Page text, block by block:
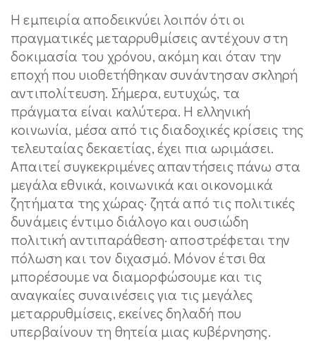
Η εμπειρία αποδεικνύει λοιπόν ότι οι
πραγματικές μεταρρυθμίσεις αντέχουν στη
δοκιμασία του χρόνου, ακόμη και όταν την
εποχή που υιοθετήθηκαν συνάντησαν σκληρή
αντιπολίτευση. Σήμερα, ευτυχώς, τα
πράγματα είναι καλύτερα. Η ελληνική
κοινωνία, μέσα από τις διαδοχικές κρίσεις της
τελευταίας δεκαετίας, έχει πια ωριμάσει.
Απαιτεί συγκεκριμένες απαντήσεις πάνω στα
μεγάλα εθνικά, κοινωνικά και οικονομικά
ζητήματα της χώρας· ζητά από τις πολιτικές
δυνάμεις έντιμο διάλογο και ουσιώδη
πολιτική αντιπαράθεση· αποστρέφεται την
πόλωση και τον διχασμό. Μόνον έτσι θα
μπορέσουμε να διαμορφώσουμε και τις
αναγκαίες συναινέσεις για τις μεγάλες
μεταρρυθμίσεις, εκείνες δηλαδή που
υπερβαίνουν τη θητεία μιας κυβέρνησης.